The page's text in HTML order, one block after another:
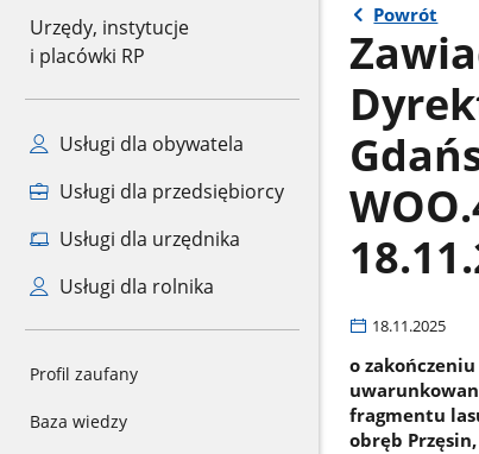
Urzędy, instytucje
i placówki RP
Usługi dla obywatela
Usługi dla przedsiębiorcy
Usługi dla urzędnika
Usługi dla rolnika
Profil zaufany
Baza wiedzy
Powrót
18.11.2025
o
fragmentu
obręb